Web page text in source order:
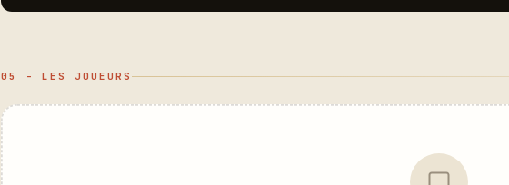
05 - LES JOUEURS